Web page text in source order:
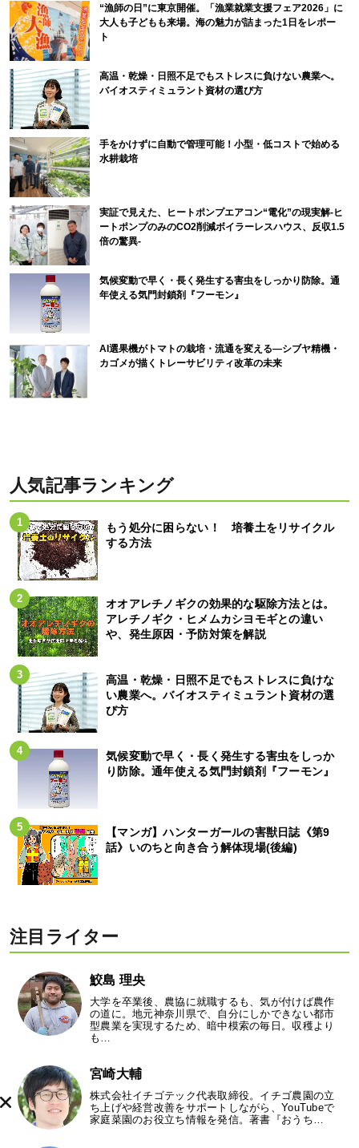
“漁師の日”に東京開催。「漁業就業支援フェア2026」に
大人も子どもも来場。海の魅力が詰まった1日をレポー
ト
高温・乾燥・日照不足でもストレスに負けない農業へ。
バイオスティミュラント資材の選び方
手をかけずに自動で管理可能！小型・低コストで始める
水耕栽培
実証で見えた、ヒートポンプエアコン“電化”の現実解-ヒ
ートポンプのみのCO2削減ボイラーレスハウス、反収1.5
倍の驚異-
気候変動で早く・長く発生する害虫をしっかり防除。通
年使える気門封鎖剤『フーモン』
AI選果機がトマトの栽培・流通を変える―シブヤ精機・
カゴメが描くトレーサビリティ改革の未来
人気記事ランキング
もう処分に困らない！ 培養土をリサイクル
する方法
オオアレチノギクの効果的な駆除方法とは。
アレチノギク・ヒメムカシヨモギとの違い
や、発生原因・予防対策を解説
高温・乾燥・日照不足でもストレスに負けな
い農業へ。バイオスティミュラント資材の選
び方
気候変動で早く・長く発生する害虫をしっか
り防除。通年使える気門封鎖剤『フーモン』
【マンガ】ハンターガールの害獣日誌《第9
話》いのちと向き合う解体現場(後編)
注目ライター
鮫島 理央
大学を卒業後、農協に就職するも、気が付けば農作
の道に。地元神奈川県で、自分にしかできない都市
型農業を実現するため、暗中模索の毎日。収穫より
も…
宮崎大輔
株式会社イチゴテック代表取締役。イチゴ農園の立
ち上げや経営改善をサポートしながら、YouTubeで
家庭菜園のお役立ち情報を発信。著書『おうち…